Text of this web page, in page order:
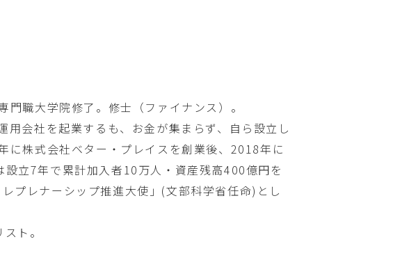
職大学院修了。修士（ファイナンス）。
会社を起業するも、お金が集まらず、自ら設立し
株式会社ベター・プレイスを創業後、2018年に
立7年で累計加入者10万人・資産残高400億円を
プレナーシップ推進大使」(文部科学省任命)とし
ト。